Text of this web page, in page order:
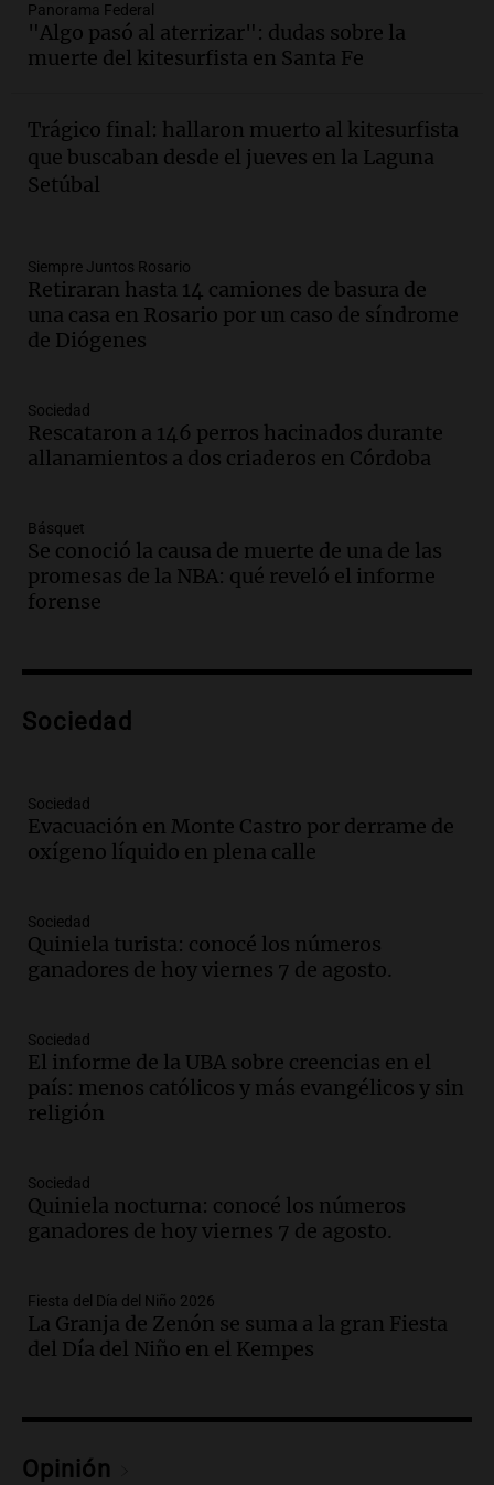
edificios y proyecta una casa del
estudiante con 48 municipios
involucrados
Episodios
Audio.1° gol de Rosario Central a
Aldosivi (Zalazar en contra) - relato
Gato Greco
Audio.Recomendaciones de vino
bonarda para disfrutar el fin de semana
en Mendoza
Panorama Federal
Audio.
en la Sociedad Rural de Bulaya con
actividades para toda la familia
Audio.
edificios y una casa del estudiante para
jóvenes de la región
Panorama Federal
Audio.Preparativos finales para la gran
Bulaya este sábado
Audio.
Congreso y evacuación por derrame de
oxígeno en Montecastro
Audio.
Río Gallegos reporta frío extremo
y llega avión para escuelas de la décima
brigada aérea
Episodios
Audio. La justicia reconoce al COVID
como enfermedad laboral tras la muerte
de un docente
Audio.Aumento de tarifas de luz en San
Luis a partir de agosto por nueva
regulación de la energía
Episodios
Audio.Gabriela Irrazábal: “Un 35,5% de
la población del país fue a templos a
Episodios
Audio.
Panorama Federal
"Algo pasó al aterrizar": dudas sobre la
muerte del kitesurfista en Santa Fe
Trágico final: hallaron muerto al kitesurfista
que buscaban desde el jueves en la Laguna
Setúbal
Siempre Juntos Rosario
Retiraran hasta 14 camiones de basura de
una casa en Rosario por un caso de síndrome
de Diógenes
Sociedad
Rescataron a 146 perros hacinados durante
allanamientos a dos criaderos en Córdoba
Básquet
Se conoció la causa de muerte de una de las
promesas de la NBA: qué reveló el informe
forense
Sociedad
Sociedad
Evacuación en Monte Castro por derrame de
oxígeno líquido en plena calle
Sociedad
Quiniela turista: conocé los números
ganadores de hoy viernes 7 de agosto.
Sociedad
El informe de la UBA sobre creencias en el
país: menos católicos y más evangélicos y sin
religión
Sociedad
Quiniela nocturna: conocé los números
ganadores de hoy viernes 7 de agosto.
Fiesta del Día del Niño 2026
La Granja de Zenón se suma a la gran Fiesta
del Día del Niño en el Kempes
Opinión